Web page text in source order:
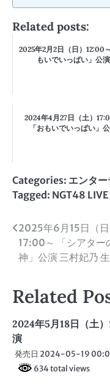
Related posts:
2025年2月2日（日）12:00
もいでいっぱい」公演
2024年4月27日（土）
「おもいでいっぱい」
Categories: エンター
Tagged: NGT48
投
稿
ビ
ゲ
ー
シ
2025年6月15日（日
17:00～ 「シアター
神」公演 三村妃乃
Related
2024年5月18日（土
演
発売日 2024-05-19
634 total views